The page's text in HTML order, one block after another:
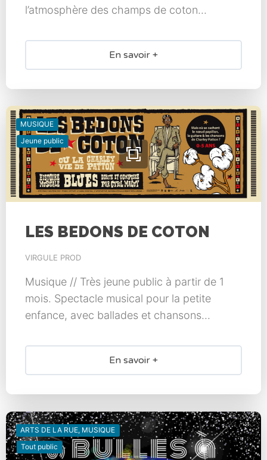
l’atmosphère des champs de coton...
En savoir +
Jeune public
MUSIQUE
LES BEDONS DE COTON
VIRGULE PROD
Musique // Très jeune public à partir de 1
mois. Spectacle musical pour la petite
enfance, avec ballades et chansons...
En savoir +
Tout public
ARTS DE LA RUE, MUSIQUE